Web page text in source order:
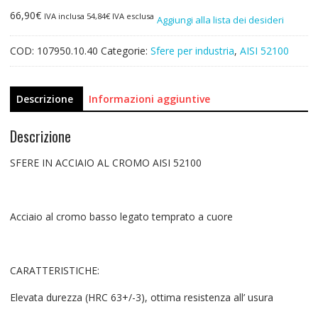
66,90€ IVA inclusa 54,84€IVA esclusa Aggiungi alla lista dei desideri
COD: 107950.10.40 Categorie: Sfere per industria, AISI 52100
Descrizione Informazioni aggiuntive
Descrizione
SFERE IN ACCIAIO AL CROMO AISI 52100
Acciaio al cromo basso legato temprato a cuore
CARATTERISTICHE:
Elevata durezza (HRC 63+/-3), ottima resistenza all’ usura